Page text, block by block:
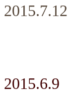
お
17日